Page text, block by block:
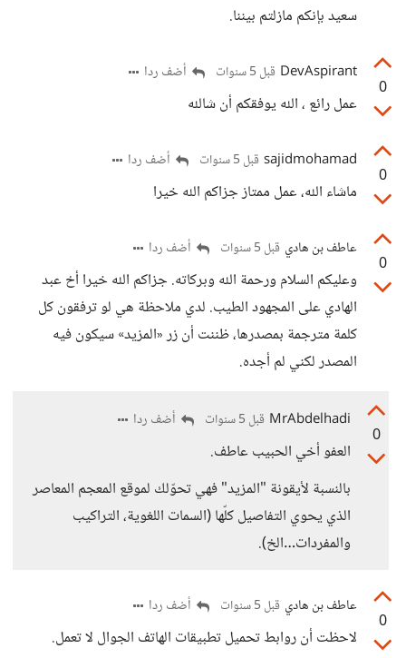
سعيد بإنكم مازلتم بيننا.
0
DevAspirant قبل 5 سنوات أضف ردا
عمل رائع ، الله يوفقكم أن شالله
0
sajidmohamad قبل 5 سنوات أضف ردا
ماشاء الله، عمل ممتاز جزاكم الله خيرا
0
عاطف بن هادي قبل 5 سنوات أضف ردا
وعليكم السلام ورحمة الله وبركاته. جزاكم الله خيرا أخ عبد
الهادي على المجهود الطيب. لدي ملاحظة هي لو ترفقون كل
كلمة مترجمة بمصدرها، ظننت أن زر «المزيد» سيكون فيه
المصدر لكني لم أجده.
0
MrAbdelhadi قبل 5 سنوات أضف ردا
العفو أخي الحبيب عاطف.
بالنسبة لأيقونة "المزيد" فهي تحوّلك لموقع المعجم المعاصر
الذي يحوي التفاصيل كلّها (السمات اللغوية، التراكيب
والمفردات…الخ).
0
عاطف بن هادي قبل 5 سنوات أضف ردا
لاحظت أن روابط تحميل تطبيقات الهاتف الجوال لا تعمل.